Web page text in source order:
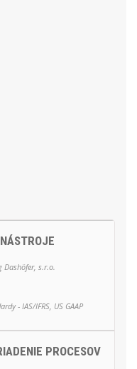
Dashöfer, s.r.o.
- IAS/IFRS, US GAAP
PROCESOV